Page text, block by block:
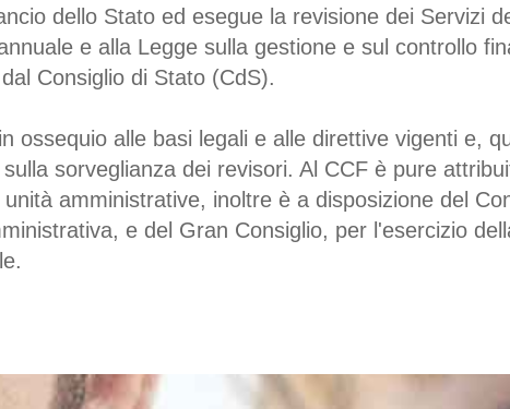
dello Stato ed esegue la revisione dei Servizi
e alla Legge sulla gestione e sul controllo
Consiglio di Stato (CdS).
ossequio alle basi legali e alle direttive vigenti e,
sorveglianza dei revisori. Al CCF è pure
amministrative, inoltre è a disposizione del
e del Gran Consiglio, per l'esercizio